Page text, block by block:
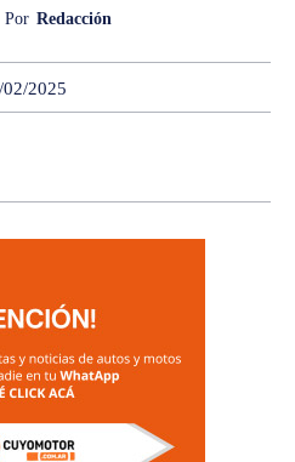
Por Redacción
02/2025